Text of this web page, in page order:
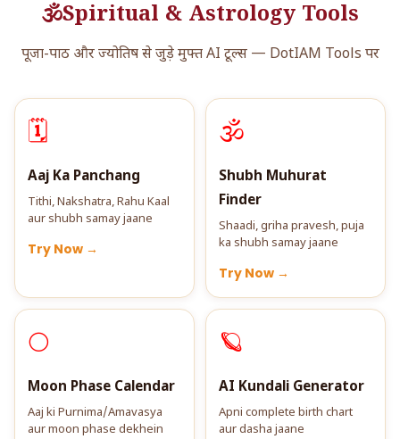
🕉️Spiritual & Astrology Tools
पूजा-पाठ और ज्योतिष से जुड़े मुफ्त AI टूल्स — DotIAM Tools पर
🗓️
Aaj Ka Panchang
Tithi, Nakshatra, Rahu Kaal
aur shubh samay jaane
Try Now →
🕉️
Shubh Muhurat
Finder
Shaadi, griha pravesh, puja
ka shubh samay jaane
Try Now →
🌕
Moon Phase Calendar
Aaj ki Purnima/Amavasya
aur moon phase dekhein
🪐
AI Kundali Generator
Apni complete birth chart
aur dasha jaane